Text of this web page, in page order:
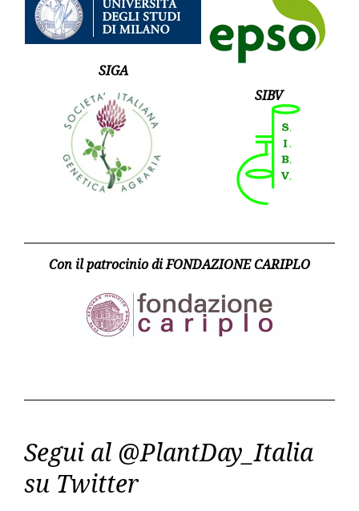
SIGA
SIBV
Con il patrocinio di FONDAZIONE CARIPLO
Segui al @PlantDay_Italia
su Twitter